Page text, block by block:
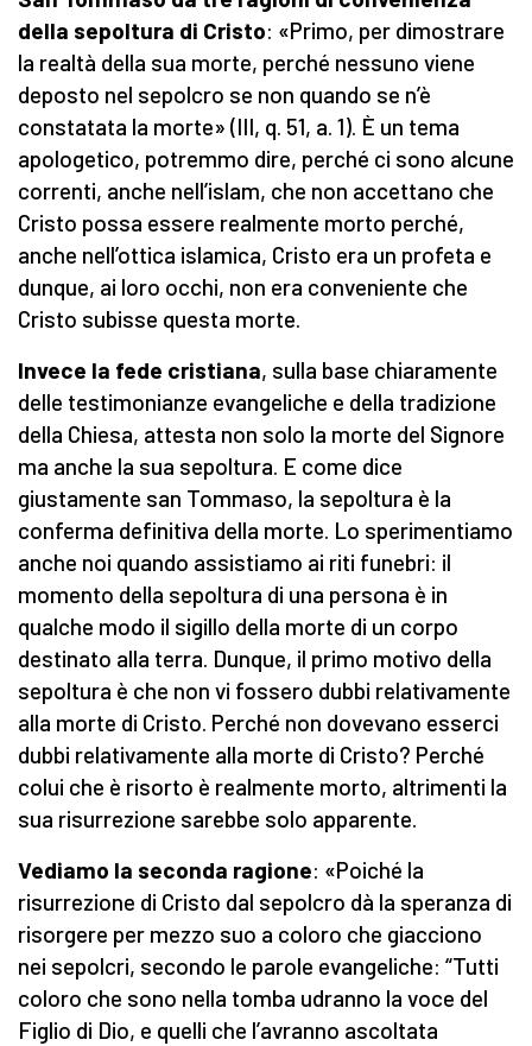
della sepoltura di Cristo: «Primo, per dimostrare
la realtà della sua morte, perché nessuno viene
deposto nel sepolcro se non quando se n’è
constatata la morte» (III, q. 51, a. 1). È un tema
apologetico, potremmo dire, perché ci sono alcune
correnti, anche nell’islam, che non accettano che
Cristo possa essere realmente morto perché,
anche nell’ottica islamica, Cristo era un profeta e
dunque, ai loro occhi, non era conveniente che
Cristo subisse questa morte.
Invece la fede cristiana, sulla base chiaramente
delle testimonianze evangeliche e della tradizione
della Chiesa, attesta non solo la morte del Signore
ma anche la sua sepoltura. E come dice
giustamente san Tommaso, la sepoltura è la
conferma definitiva della morte. Lo sperimentiamo
anche noi quando assistiamo ai riti funebri: il
momento della sepoltura di una persona è in
qualche modo il sigillo della morte di un corpo
destinato alla terra. Dunque, il primo motivo della
sepoltura è che non vi fossero dubbi relativamente
alla morte di Cristo. Perché non dovevano esserci
dubbi relativamente alla morte di Cristo? Perché
colui che è risorto è realmente morto, altrimenti la
sua risurrezione sarebbe solo apparente.
Vediamo la seconda ragione: «Poiché la
risurrezione di Cristo dal sepolcro dà la speranza di
risorgere per mezzo suo a coloro che giacciono
nei sepolcri, secondo le parole evangeliche: “Tutti
coloro che sono nella tomba udranno la voce del
Figlio di Dio, e quelli che l’avranno ascoltata